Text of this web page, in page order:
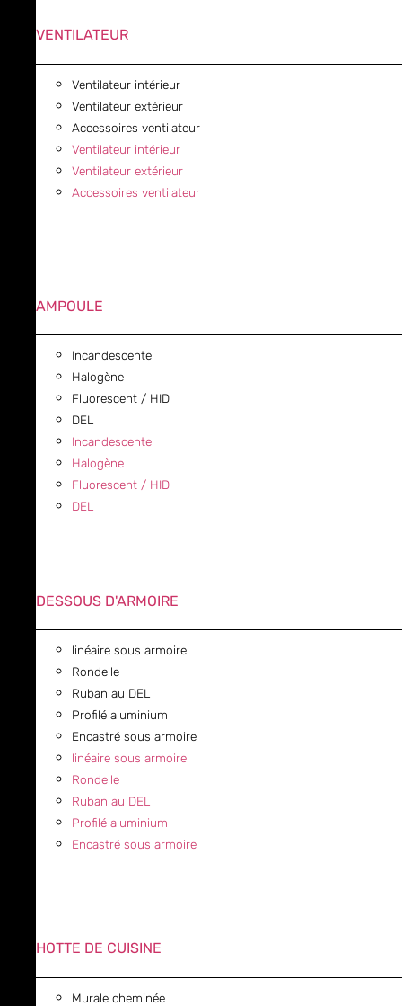
VENTILATEUR
Ventilateur intérieur
Ventilateur extérieur
Accessoires ventilateur
Ventilateur intérieur
Ventilateur extérieur
Accessoires ventilateur
AMPOULE
Incandescente
Halogène
Fluorescent / HID
DEL
Incandescente
Halogène
Fluorescent / HID
DEL
DESSOUS D'ARMOIRE
linéaire sous armoire
Rondelle
Ruban au DEL
Profilé aluminium
Encastré sous armoire
linéaire sous armoire
Rondelle
Ruban au DEL
Profilé aluminium
Encastré sous armoire
HOTTE DE CUISINE
Murale cheminée